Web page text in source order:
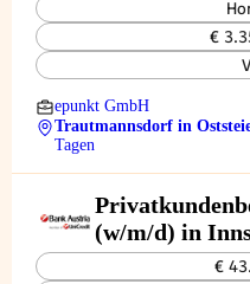
€
epunkt GmbH
Trautmannsdorf in
Tagen
(w/m/d) in
Programm €